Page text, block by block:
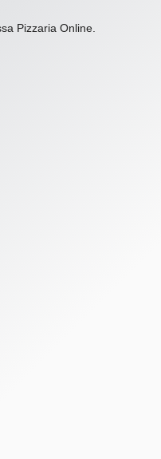
Pizzaria Online.